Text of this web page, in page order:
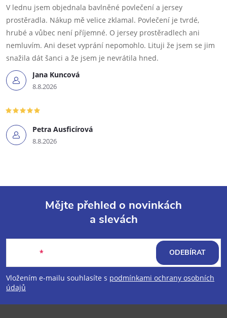
Jana Kuncová
8.8.2026
V lednu jsem objednala bavlněné povlečení a jersey
prostěradla. Nákup mě velice zklamal. Povlečení je tvrdé,
hrubé a vůbec není příjemné. O jersey prostěradlech ani
nemluvím. Ani deset vyprání nepomohlo. Lituji že jsem se jim
snažila dát šanci a že jsem je nevrátila hned.
Petra Ausficírová
8.8.2026
p
a
Mějte přehled o novinkách
a slevách
Vložením e-mailu souhlasíte s podmínkami ochrany osobních
údajů
ODEBÍRAT